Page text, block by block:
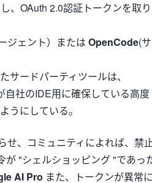
、OAuth 2.0認証トークンを取り
ジェント）または OpenCode(サ
サードパーティツールは、
社のIDE用に確保している高度
うにしている。
せ、コミュニティによれば、禁
が "シェルショッピング "であっ
AI Pro また、トークンが異常